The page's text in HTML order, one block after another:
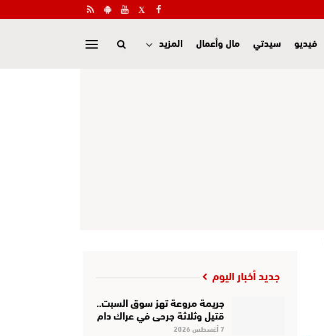
فيديو سيدتي مال وأعمال المزيد
جديد أخبار اليوم
جريمة مروعة تهز سوق السبت..
قتيل وثلاثة جرحى في عراك دام
7 أغسطس 2026